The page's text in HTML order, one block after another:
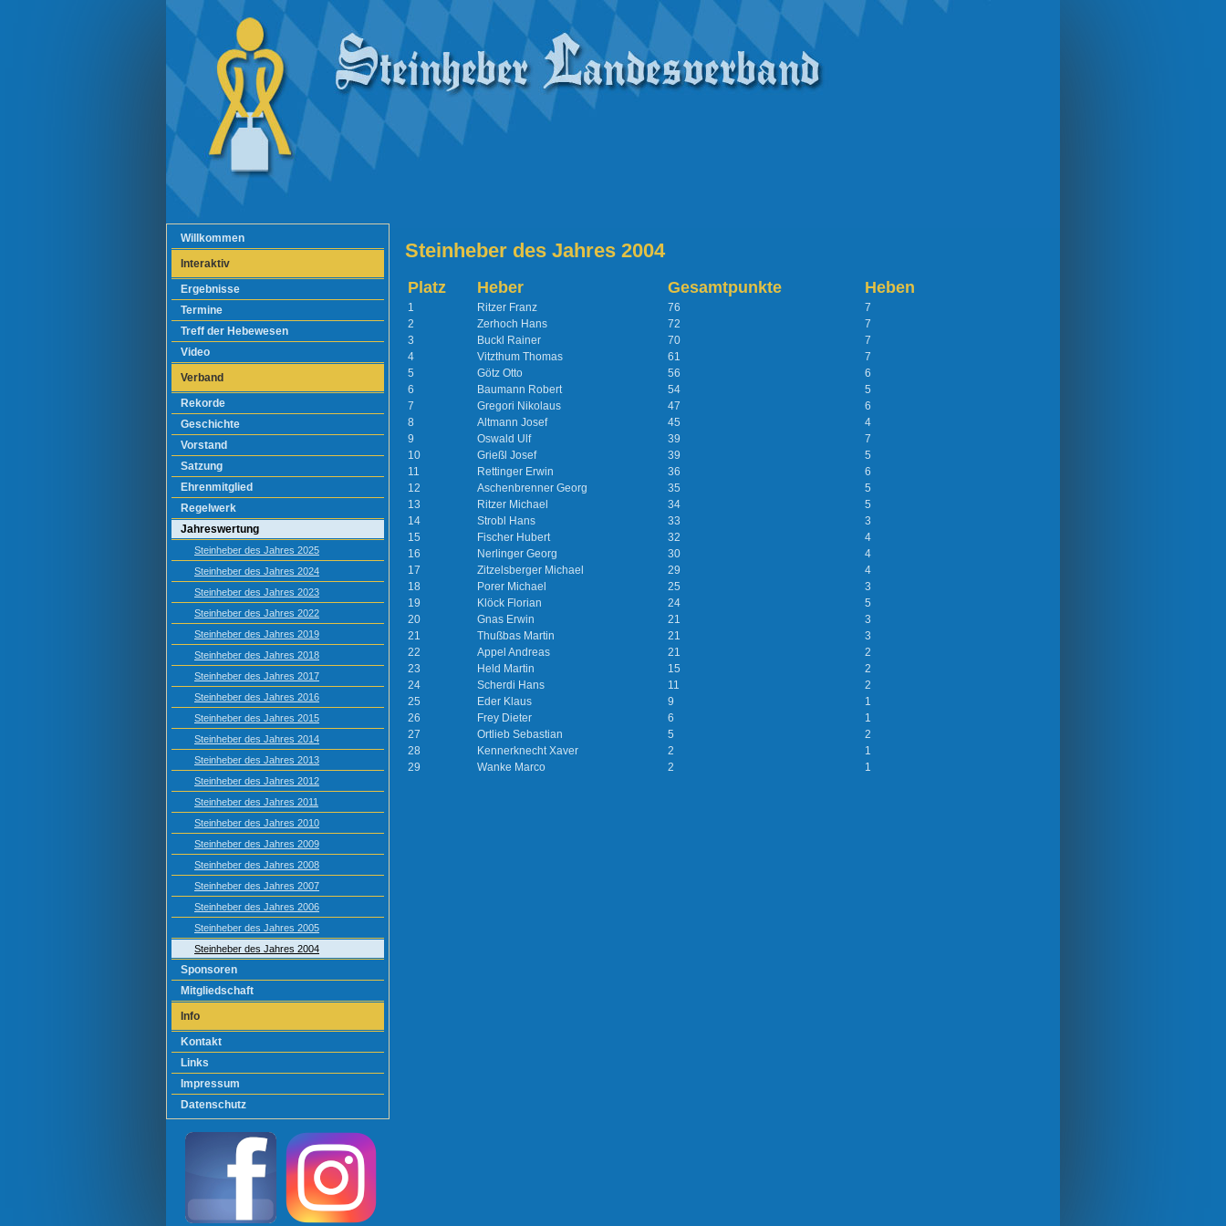
Willkommen
Interaktiv
Ergebnisse
Termine
Treff der Hebewesen
Video
Verband
Rekorde
Geschichte
Vorstand
Satzung
Ehrenmitglied
Regelwerk
Jahreswertung
Steinheber des Jahres 2025
Steinheber des Jahres 2024
Steinheber des Jahres 2023
Steinheber des Jahres 2022
Steinheber des Jahres 2019
Steinheber des Jahres 2018
Steinheber des Jahres 2017
Steinheber des Jahres 2016
Steinheber des Jahres 2015
Steinheber des Jahres 2014
Steinheber des Jahres 2013
Steinheber des Jahres 2012
Steinheber des Jahres 2011
Steinheber des Jahres 2010
Steinheber des Jahres 2009
Steinheber des Jahres 2008
Steinheber des Jahres 2007
Steinheber des Jahres 2006
Steinheber des Jahres 2005
Steinheber des Jahres 2004
Sponsoren
Mitgliedschaft
Info
Kontakt
Links
Impressum
Datenschutz
Steinheber des Jahres 2004
Platz Heber Gesamtpunkte Heben
1 Ritzer Franz 76
7
2
Zerhoch Hans 72
7
3
Buckl Rainer 70
7
4
Vitzthum Thomas 61
7
5
Götz Otto 56
6
6
Baumann Robert 54
5
7
Gregori Nikolaus 47
6
8
Altmann Josef 45
4
9
Oswald Ulf 39
7
10
Grießl Josef 39
5
11
Rettinger Erwin 36
6
12
Aschenbrenner Georg 35
5
13
Ritzer Michael 34
5
14
Strobl Hans 33
3
15
Fischer Hubert 32
4
16
Nerlinger Georg 30
4
17
Zitzelsberger Michael 29
4
18
Porer Michael 25
3
19
Klöck Florian 24
5
20
Gnas Erwin 21
3
21
Thußbas Martin 21
3
22
Appel Andreas 21
2
23
Held Martin 15
2
24
Scherdi Hans 11
2
25
Eder Klaus 9
1
26
Frey Dieter 6
1
27
Ortlieb Sebastian 5
2
28
Kennerknecht Xaver 2
1
29
Wanke Marco 2 1